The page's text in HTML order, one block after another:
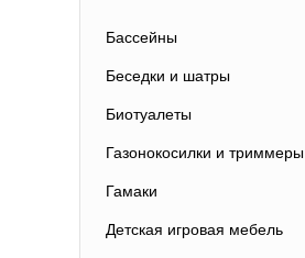
Бассейны
Беседки и шатры
Биотуалеты
Газонокосилки и триммеры
Гамаки
Детская игровая мебель